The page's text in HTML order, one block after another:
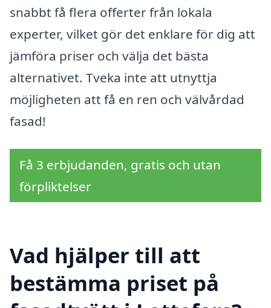
snabbt få flera offerter från lokala
experter, vilket gör det enklare för dig att
jämföra priser och välja det bästa
alternativet. Tveka inte att utnyttja
möjligheten att få en ren och välvårdad
fasad!
Få 3 erbjudanden, gratis och utan
förpliktelser
Vad hjälper till att
bestämma priset på